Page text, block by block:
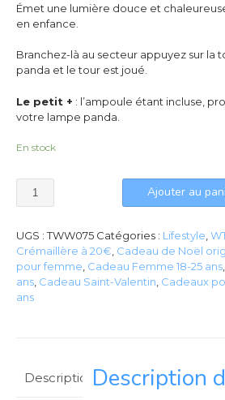
Émet une lumière douce et
en enfance.
Branchez-là au secteur appuyez sur la
panda et le tour est joué.
Le petit + : l’ampoule étant incluse,
votre lampe panda.
En stock
Ajouter au
UGS :TWW075 Catégories : Lifestyle
Crémaillère à 20€ Cadeau de Noël
pour femme Cadeau Femme 18-25 ans
ans Cadeau Saint-Valentin Cadeaux
ans
Description Description